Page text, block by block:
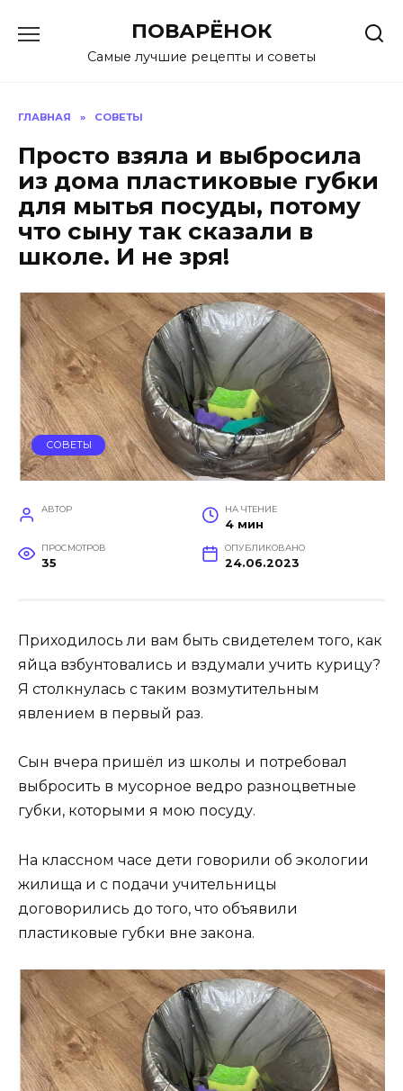
содержанию
ПОВАРЁНОК
Самые лучшие рецепты и советы
ГЛАВНАЯ » СОВЕТЫ
Просто взяла и выбросила
из дома пластиковые губки
для мытья посуды, потому
что сыну так сказали в
школе. И не зря!
СОВЕТЫ
АВТОР НА ЧТЕНИЕ
4 мин
ПРОСМОТРОВ
35
ОПУБЛИКОВАНО
24.06.2023
Приходилось ли вам быть свидетелем того, как
яйца взбунтовались и вздумали учить курицу?
Я столкнулась с таким возмутительным
явлением в первый раз.
Сын вчера пришёл из школы и потребовал
выбросить в мусорное ведро разноцветные
губки, которыми я мою посуду.
На классном часе дети говорили об экологии
жилища и с подачи учительницы
договорились до того, что объявили
пластиковые губки вне закона.